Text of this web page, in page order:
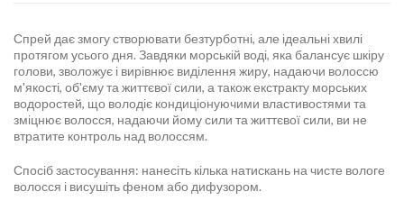
Спрей дає змогу створювати безтурботні, але ідеальні хвилі
протягом усього дня. Завдяки морській воді, яка балансує шкіру
голови, зволожує і вирівнює виділення жиру, надаючи волоссю
м'якості, об'єму та життєвої сили, а також екстракту морських
водоростей, що володіє кондиціонуючими властивостями та
зміцнює волосся, надаючи йому сили та життєвої сили, ви не
втратите контроль над волоссям.
Спосіб застосування: нанесіть кілька натискань на чисте вологе
волосся і висушіть феном або дифузором.